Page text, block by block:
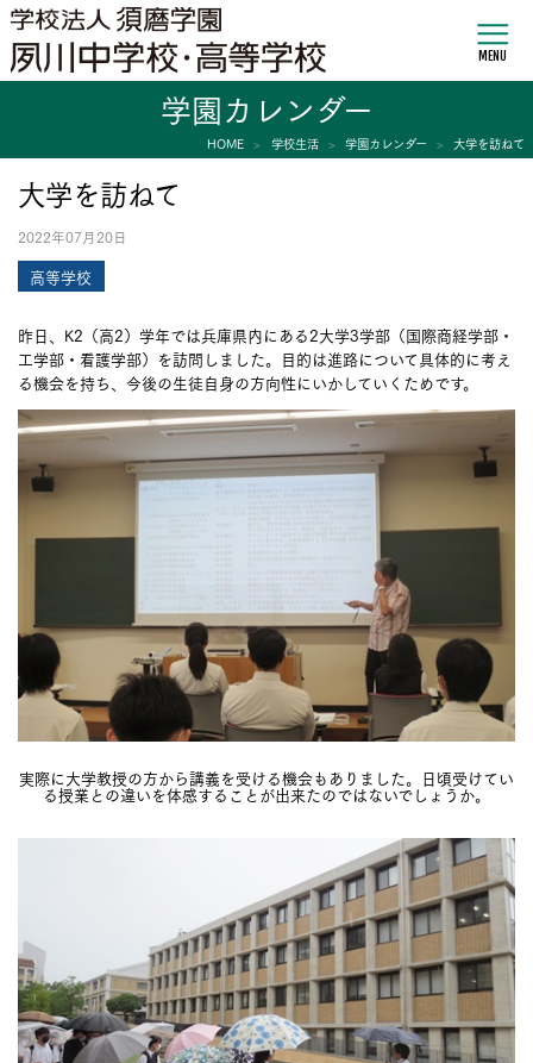
MENU
学園カレンダー
HOME 学校生活 学園カレンダー 大学を訪ねて
大学を訪ねて
2022年07月20日
高等学校
昨日、K2（高2）学年では兵庫県内にある2大学3学部（国際商経学部・
工学部・看護学部）を訪問しました。目的は進路について具体的に考え
る機会を持ち、今後の生徒自身の方向性にいかしていくためです。
実際に大学教授の方から講義を受ける機会もありました。日頃受けてい
る授業との違いを体感することが出来たのではないでしょうか。